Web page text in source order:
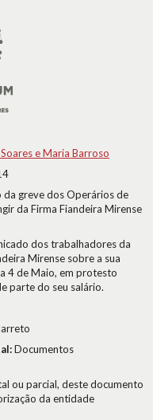
e Maria Barroso
da greve dos Operários de
da Firma Fiandeira Mirense
dos trabalhadores da
Mirense sobre a sua
4 de Maio, em protesto
parte do seu salário.
Documentos
ou parcial, deste documento
da entidade